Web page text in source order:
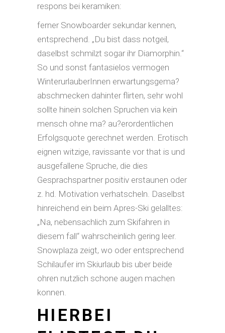
respons bei keramiken:
ferner Snowboarder sekundar kennen,
entsprechend. „Du bist dass notgeil,
daselbst schmilzt sogar ihr Diamorphin.“
So und sonst fantasielos vermogen
WinterurlauberInnen erwartungsgema?
abschmecken dahinter flirten, sehr wohl
sollte hinein solchen Spruchen via kein
mensch ohne ma? au?erordentlichen
Erfolgsquote gerechnet werden. Erotisch
eignen witzige, ravissante vor that is und
ausgefallene Spruche, die dies
Gesprachspartner positiv erstaunen oder
z. hd. Motivation verhatscheln. Daselbst
hinreichend ein beim Apres-Ski gelalltes:
„Na, nebensachlich zum Skifahren in
diesem fall“ wahrscheinlich gering leer.
Snowplaza zeigt, wo oder entsprechend
Schilaufer im Skiurlaub bis uber beide
ohren nutzlich schone augen machen
konnen.
HIERBEI